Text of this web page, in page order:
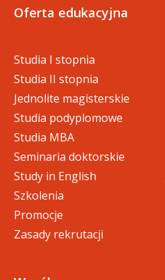
Oferta edukacyjna
Studia I stopnia
Studia II stopnia
Jednolite magisterskie
Studia podyplomowe
Studia MBA
Seminaria doktorskie
Study in English
Szkolenia
Promocje
Zasady rekrutacji